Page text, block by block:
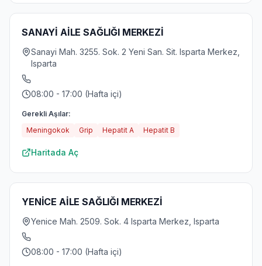
SANAYİ AİLE SAĞLIĞI MERKEZİ
Sanayi Mah. 3255. Sok. 2 Yeni San. Sit. Isparta Merkez,
Isparta
08:00 - 17:00 (Hafta içi)
Gerekli Aşılar:
Meningokok
Grip Hepatit A Hepatit B
Haritada Aç
YENİCE AİLE SAĞLIĞI MERKEZİ
Yenice Mah. 2509. Sok. 4 Isparta Merkez, Isparta
08:00 - 17:00 (Hafta içi)